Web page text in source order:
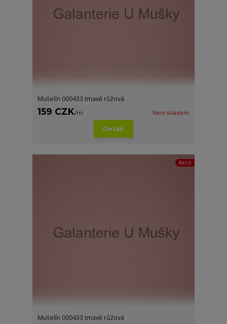
Mušelín 000433 tmavě růžová
159 CZK/m Není skladem
Detail
Akce
Mušelín 000433 tmavě růžová